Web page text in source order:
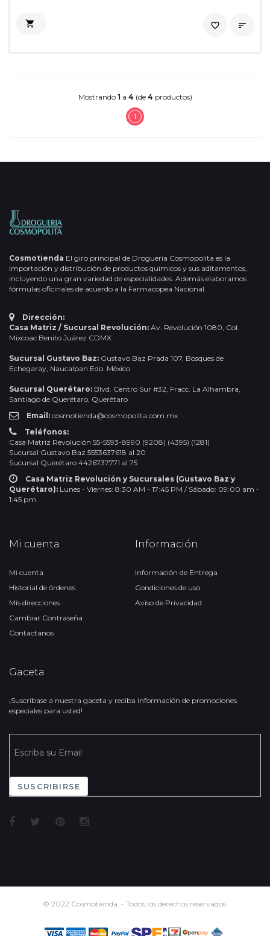
 
favorite_border
Mostrando 1 a 4 (de 4 productos)
1
Cosmotienda El giro principal de Droguería Cosmopolita es la
importación y distribución de productos químicos y sus aditamentos,
incluyendo una gran variedad de especialidades. Además elaboramos
fórmulas oficinales de acuerdo a la Farmacopea Nacional.
Dirección:
Casa Matriz / Sucursal Revolución: Av. Revolución 1080, Col.
Mixcoac Benito Juárez CDMX
Sucursal Gustavo Baz: Gustavo Baz Prada 107, Bosques de
Echegaray, Naucalpan Edo. México
Sucursal Querétaro: Blvd. Centro Sur #32, Fracc. La Alhambra,
Santiago de Querétaro, Querétaro
Email: cosmotienda@cosmopolita.com.mx
Teléfonos:
Casa Matriz Revolución 55-5593-8990 (9208) (4395) (1281)
Sucursal Gustavo Baz 5553637618 al 20
Sucursal Querétaro 4426737771 al 75
Casa Matriz Revolución y Sucursales (Gustavo Baz y
Querétaro): Lunes - Viernes: 8:30 AM - 17:45 PM / Sábado: 09:00 am -
1:45 pm
Mi cuenta
Mi cuenta
Historial de órdenes
Mis direcciones
Cambiar Contraseña
Contactanos
Información
Información de Entrega
Condiciones de uso
Aviso de Privacidad
Gaceta
¡Suscríbase a nuestra gaceta y reciba información de promociones
especiales para usted!
SUSCRIBIRSE
© 2022 Cosmotienda. - Todos los derechos reservados.